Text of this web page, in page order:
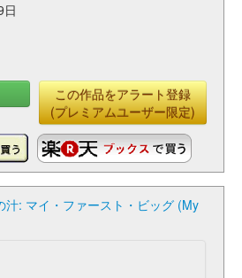
この作品をアラート登録
(プレミアムユーザー限定)
汁: マイ・ファースト・ビッグ (My